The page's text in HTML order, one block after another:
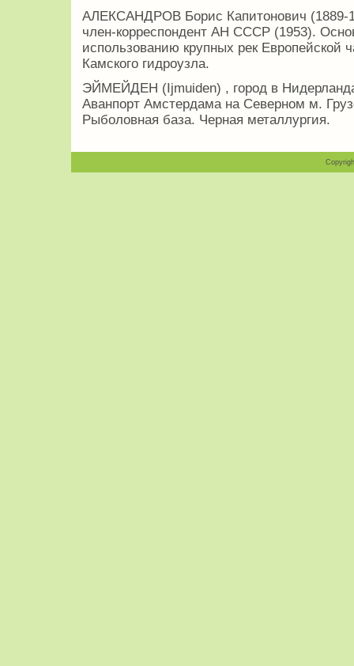
АЛЕКСАНДРОВ Борис Капитонович (1889-
член-корреспондент АН СССР (1953).
использованию крупных рек Европейской
Камского гидроузла.
ЭЙМЕЙДЕН (Ijmuiden) , город в
Аванпорт Амстердама на Северном м.
Рыболовная база. Черная металлургия.